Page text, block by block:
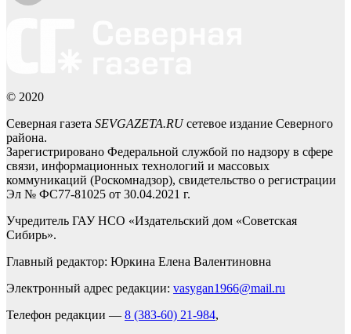
© 2020
Северная газета SEVGAZETA.RUсетевое издание Северного
района.
Зарегистрировано Федеральной службой по надзору в сфере
связи, информационных технологий и массовых
коммуникаций (Роскомнадзор), свидетельство о регистрации
Эл № ФС77-81025 от 30.04.2021 г.
Учредитель ГАУ НСО «Издательский дом «Советская
Сибирь».
Главный редактор: Юркина Елена Валентиновна
Электронный адрес редакции: vasygan1966@mail.ru
Телефон редакции — 8 (383-60) 21-984,